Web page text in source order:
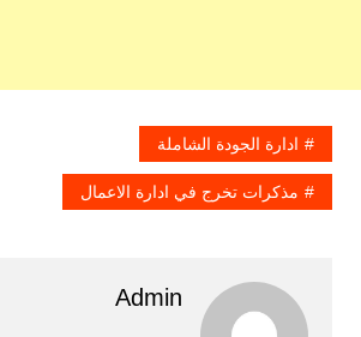
ادارة الجودة الشاملة
مذكرات تخرج في ادارة الاعمال
Admin